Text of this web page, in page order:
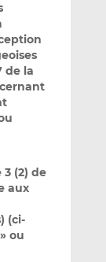
de la
3 (2) de
aux
(ci-
ou